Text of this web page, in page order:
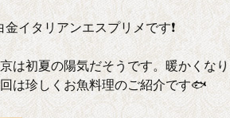
イタリアンエスプリメです❗
は初夏の陽気だそうです。暖かくな
は珍しくお魚料理のご紹介です🐟